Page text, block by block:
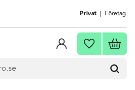
Privat Företag
Favoriter